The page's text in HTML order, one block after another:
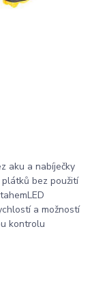
aku a nabíječky
bez použití
a možností
kontrolu